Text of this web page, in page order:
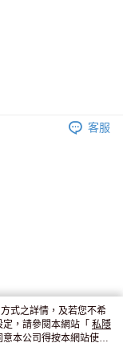
7天內取。逾期後
客服
式之詳情，及若您不希
，請參閱本網站「 私隱
本公司得按本網站使用